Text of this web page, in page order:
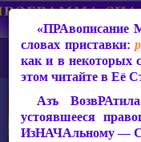
словах приставки:
как и в некоторых
этом читайте в Её
Азъ
устоявшееся
ИзНАЧАльному —